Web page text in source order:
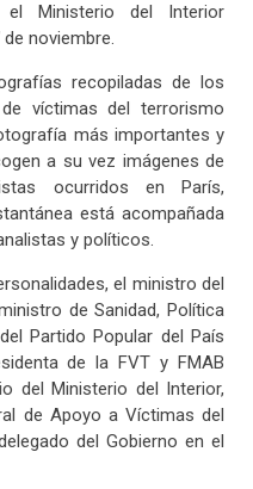
Ministerio del Interior
noviembre.
recopiladas de los
víctimas del terrorismo
más importantes y
a su vez imágenes de
ocurridos en París,
está acompañada
y políticos.
el ministro del
de Sanidad, Política
Partido Popular del País
de la FVT y FMAB
del Ministerio del Interior,
de Apoyo a Víctimas del
del Gobierno en el